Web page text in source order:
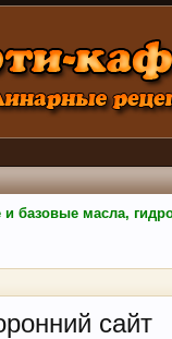
базовые масла,
сайт